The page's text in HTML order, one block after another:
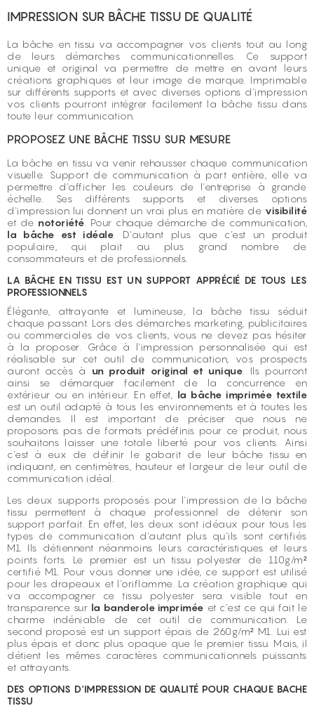
IMPRESSION SUR BÂCHE TISSU DE QUALITÉ
La bâche en tissu va accompagner vos clients tout au long
de leurs démarches communicationnelles. Ce support
unique et original va permettre de mettre en avant leurs
créations graphiques et leur image de marque. Imprimable
sur différents supports et avec diverses options d'impression
vos clients pourront intégrer facilement la bâche tissu dans
toute leur communication.
PROPOSEZ UNE BÂCHE TISSU SUR MESURE
La bâche en tissu va venir rehausser chaque communication
visuelle. Support de communication à part entière, elle va
permettre d'afficher les couleurs de l'entreprise à grande
échelle. Ses différents supports et diverses options
d'impression lui donnent un vrai plus en matière de visibilité
et de notoriété . Pour chaque démarche de communication,
la bâche est idéale . D'autant plus que c'est un produit
populaire, qui plait au plus grand nombre de
consommateurs et de professionnels.
LA BÂCHE EN TISSU EST UN SUPPORT APPRÉCIÉ DE TOUS LES
PROFESSIONNELS
Élégante, attrayante et lumineuse, la bâche tissu séduit
chaque passant. Lors des démarches marketing, publicitaires
ou commerciales de vos clients, vous ne devez pas hésiter
à la proposer. Grâce à l'impression personnalisée qui est
réalisable sur cet outil de communication, vos prospects
auront accès à un produit original et unique . Ils pourront
ainsi se démarquer facilement de la concurrence en
extérieur ou en intérieur. En effet, la bâche imprimée textile
est un outil adapté à tous les environnements et à toutes les
demandes. Il est important de préciser que nous ne
proposons pas de formats prédéfinis pour ce produit, nous
souhaitons laisser une totale liberté pour vos clients. Ainsi
c'est à eux de définir le gabarit de leur bâche tissu en
indiquant, en centimètres, hauteur et largeur de leur outil de
communication idéal.
Les deux supports proposés pour l'impression de la bâche
tissu permettent à chaque professionnel de détenir son
support parfait. En effet, les deux sont idéaux pour tous les
types de communication d'autant plus qu'ils sont certifiés
M1. Ils détiennent néanmoins leurs caractéristiques et leurs
points forts. Le premier est un tissu polyester de 110g/m²
certifié M1. Pour vous donner une idée, ce support est utilisé
pour les drapeaux et l'oriflamme. La création graphique qui
va accompagner ce tissu polyester sera visible tout en
transparence sur la banderole imprimée et c'est ce qui fait le
charme indéniable de cet outil de communication. Le
second proposé est un support épais de 260g/m² M1. Lui est
plus épais et donc plus opaque que le premier tissu. Mais, il
détient les mêmes caractères communicationnels puissants
et attrayants.
DES OPTIONS D'IMPRESSION DE QUALITÉ POUR CHAQUE BACHE
TISSU